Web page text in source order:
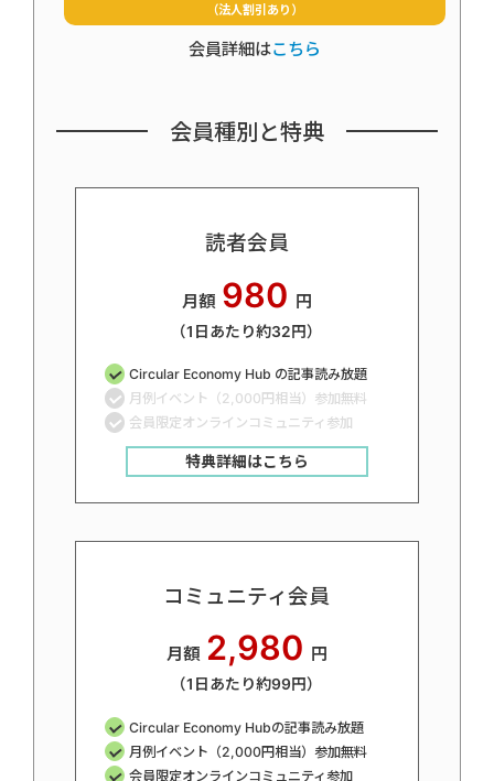
（法人割引あり）
会員詳細はこちら
会員種別と特典
読者会員
月額 980 円
（1日あたり約32円）
Circular Economy Hub の記事読み放題
月例イベント（2,000円相当）参加無料
会員限定オンラインコミュニティ参加
特典詳細はこちら
コミュニティ会員
月額 2,980 円
（1日あたり約99円）
Circular Economy Hubの記事読み放題
月例イベント（2,000円相当）参加無料
会員限定オンラインコミュニティ参加